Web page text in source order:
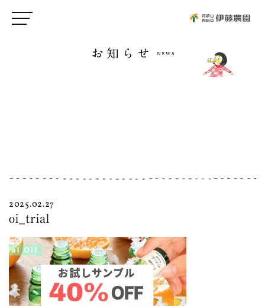
お知らせ
2025.02.27
oi_trial